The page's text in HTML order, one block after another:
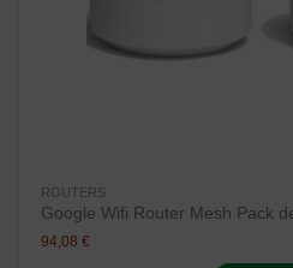
ROUTERS
Google Wifi Router Mesh Pack
94,08 €